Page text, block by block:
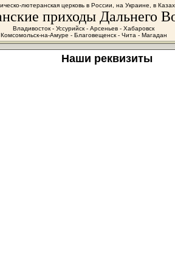
лютеранская церковь в России, на Украине, в
приходы Дальнего
Владивосток - Уссурийск - Арсеньев - Хабаровск
Комсомольск-на-Амуре - Благовещенск - Чита - Магадан
Наши реквизиты